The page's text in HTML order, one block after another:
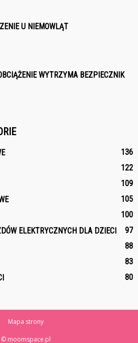
U NIEMOWLĄT
WYTRZYMA BEZPIECZNIK
136
122
109
105
100
ELEKTRYCZNYCH DLA DZIECI
97
88
83
80
Mapa strony
© moomspace.pl